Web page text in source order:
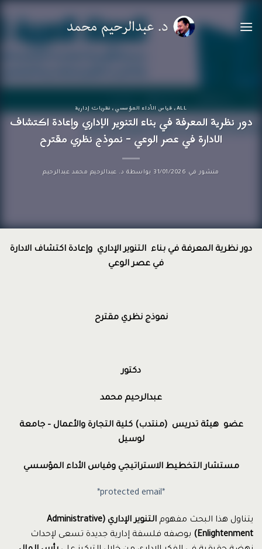
للمحتوى
ALL،قياس الأداء المؤسسي،نظريات إدارية
دور نظرية المعرفة في بناء التنوير الإداري وإعادة اكتشاف
الادارة في عصر الوعي – نموذج نظري مقترح
منشور في 31/01/2026 بواسطة د. عبدالرحيم محمد عبدالرحيم
دور نظرية المعرفة في بناء التنوير الإداري وإعادة اكتشاف الادارة
في عصر الوعي
نموذج نظري مقترح
دكتور
عبدالرحيم محمد
عضو هيئة تدريس (منتدب) كلية التجارة والأعمال – جامعة
لوسيل
مستشار التخطيط الاستراتيجي وقياس الأداء المؤسسي
*protected email*
يتناول هذا البحث مفهوم التنوير الإداري
(Administrative
Enlightenment)
بوصفه فلسفة إدارية جديدة تسعى لإحداث